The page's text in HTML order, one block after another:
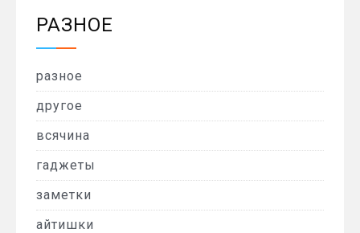
РАЗНОЕ
разное
другое
всячина
гаджеты
заметки
айтишки